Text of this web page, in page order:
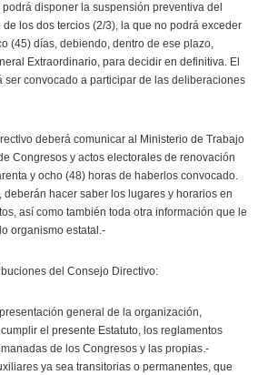
disponer la suspensión preventiva del
los dos tercios (2/3), la que no podrá exceder
(45) días, debiendo, dentro de ese plazo,
Extraordinario, para decidir en definitiva. El
ser convocado a participar de las deliberaciones
deberá comunicar al Ministerio de Trabajo
Congresos y actos electorales de renovación
y ocho (48) horas de haberlos convocado.
hacer saber los lugares y horarios en
así como también toda otra información que le
organismo estatal.-
del Consejo Directivo:
general de la organización,
el presente Estatuto, los reglamentos
de los Congresos y las propias.-
ya sea transitorias o permanentes, que